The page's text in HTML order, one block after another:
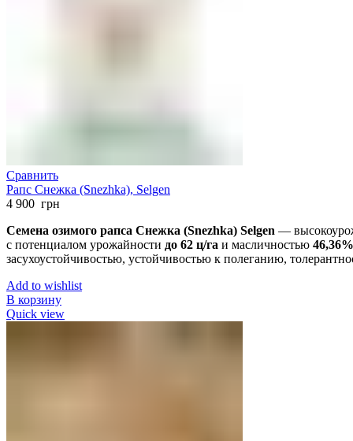
Сравнить
Рапс Снежка (Snezhka), Selgen
4 900 грн
Семена озимого рапса Снежка (Snezhka) Selgen —
с потенциалом урожайности до 62 ц/га и масличностью 46,36%
засухоустойчивостью, устойчивостью к полеганию,
Add to wishlist
В корзину
Quick view